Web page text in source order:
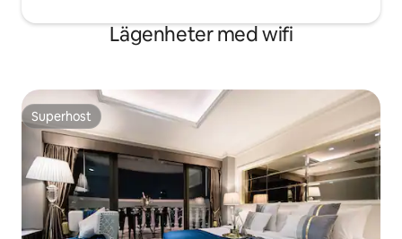
Lägenheter med wifi
Superhost
Superhost